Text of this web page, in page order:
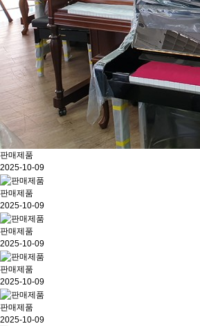
판매제품
2025-10-09
판매제품
2025-10-09
판매제품
2025-10-09
판매제품
2025-10-09
판매제품
2025-10-09